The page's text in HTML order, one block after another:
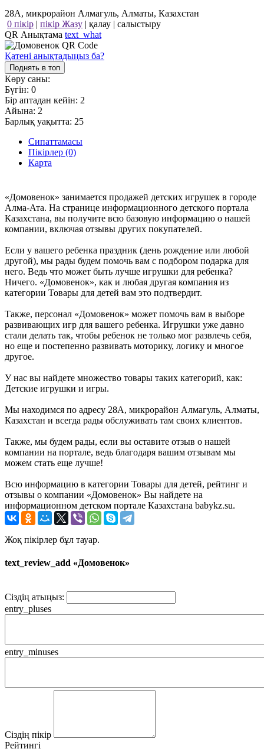
28А, микрорайон Алмагуль, Алматы, Казахстан
0 пікір | пікір Жазу | қалау | салыстыру
QR Анықтама text_what
Қатені анықтадыңыз ба?
Поднять в топ
Көру саны:
Бүгін: 0
Бір аптадан кейін: 2
Айына: 2
Барлық уақытта: 25
Сипаттамасы
Пікірлер (0)
Карта
«Домовенок» занимается продажей детских игрушек в городе
Алма-Ата. На странице информационного детского портала
Казахстана, вы получите всю базовую информацию о нашей
компании, включая отзывы других покупателей.
Если у вашего ребенка праздник (день рождение или любой
другой), мы рады будем помочь вам с подбором подарка для
него. Ведь что может быть лучше игрушки для ребенка?
Ничего. «Домовенок», как и любая другая компания из
категории Товары для детей вам это подтвердит.
Также, персонал «Домовенок» может помочь вам в выборе
развивающих игр для вашего ребенка. Игрушки уже давно
стали делать так, чтобы ребенок не только мог развлечь себя,
но еще и постепенно развивать моторику, логику и многое
другое.
У нас вы найдете множество товары таких категорий, как:
Детские игрушки и игры.
Мы находимся по адресу 28А, микрорайон Алмагуль, Алматы,
Казахстан и всегда рады обслуживать там своих клиентов.
Также, мы будем рады, если вы оставите отзыв о нашей
компании на портале, ведь благодаря вашим отзывам мы
можем стать еще лучше!
Всю информацию в категории Товары для детей, рейтинг и
отзывы о компании «Домовенок» Вы найдете на
информационном детском портале Казахстана babykz.su.
Жоқ пікірлер бұл тауар.
text_review_add «Домовенок»
Сіздің атыңыз:
entry_pluses
entry_minuses
Сіздің пікір
Рейтингі